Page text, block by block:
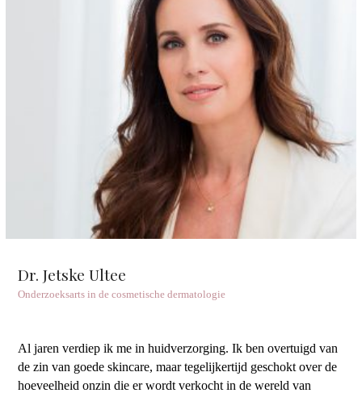
Dr. Jetske Ultee
Onderzoeksarts in de cosmetische dermatologie
Al jaren verdiep ik me in huidverzorging. Ik ben overtuigd van
de zin van goede skincare, maar tegelijkertijd geschokt over de
hoeveelheid onzin die er wordt verkocht in de wereld van